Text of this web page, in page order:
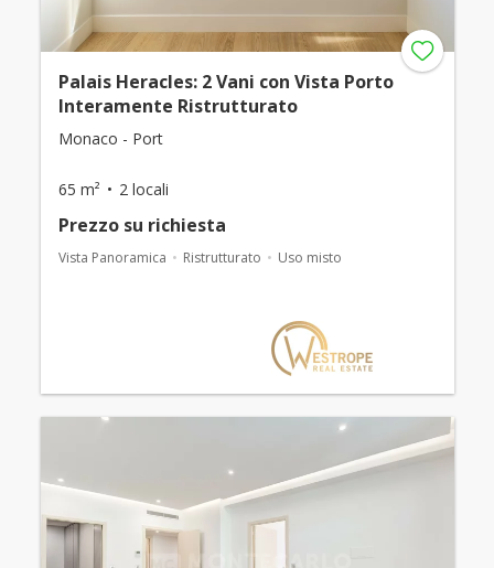
Palais Heracles: 2 Vani con Vista Porto
Interamente Ristrutturato
Monaco - Port
65 m² 2 locali
Prezzo su richiesta
Vista Panoramica Ristrutturato Uso misto